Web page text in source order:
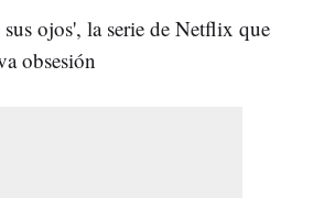
sus ojos', la serie de Netflix que
obsesión